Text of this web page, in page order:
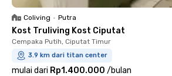
Coliving • Putra
Kost Truliving Kost Ciputat
Cempaka Putih, Ciputat Timur
3.9 km dari titan center
mulai dari Rp1.400.000 /bulan